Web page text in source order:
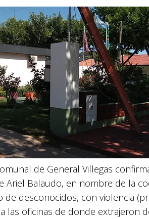
de General Villegas
Ariel Balaudo, en nombre de la
de desconocidos, con violencia
las oficinas de donde extrajeron